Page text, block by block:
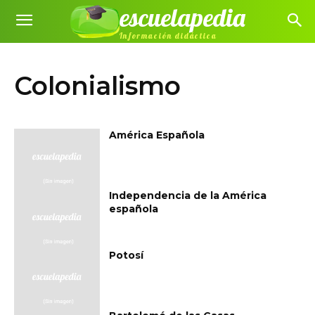
escuelapedia
Información didáctica
Colonialismo
América Española
Independencia de la América
española
Potosí